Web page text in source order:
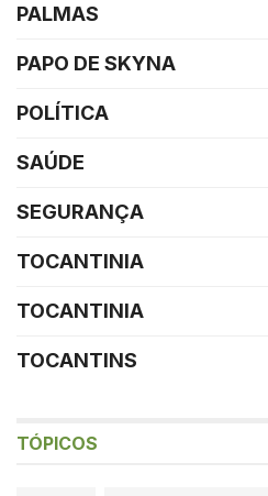
PALMAS
PAPO DE SKYNA
POLÍTICA
SAÚDE
SEGURANÇA
TOCANTINIA
TOCANTINIA
TOCANTINS
TÓPICOS